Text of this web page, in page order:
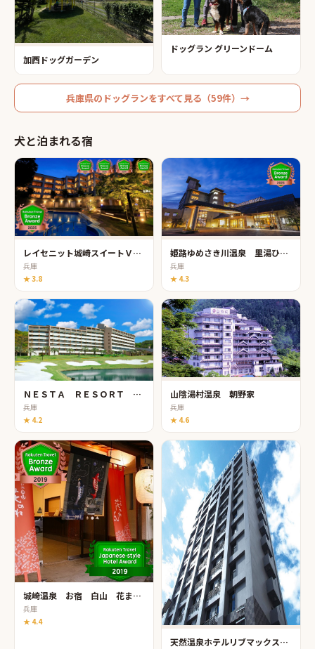
加西ドッグガーデン
ドッグラン グリーンドーム
兵庫県の ドッグランをすべて見る（59件）→
犬と泊まれる宿
レイセニット城崎スイートＶＩＬＬＡ
兵庫
★3.8
姫路ゆめさき川温泉 里湯ひととき 夢乃井
兵庫
★ 4.3
ＮＥＳＴＡ ＲＥＳＯＲＴ ＫＯＢＥ（ネスタリゾート神戸）
兵庫
★ 4.2
山陰湯村温泉 朝野家
兵庫
★ 4.6
城崎温泉 お宿 白山 花まんだら 【湯亭 花のれん】
兵庫
★ 4.4
天然温泉ホテルリブマックスＰＲＥＭＩＵＭ姫路駅南